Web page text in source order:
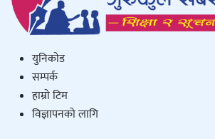
युनिकाेड
सम्पर्क
हाम्राे टिम
विज्ञापनको लागि